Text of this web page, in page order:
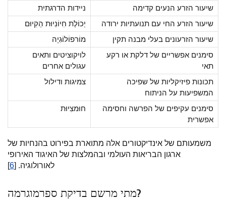
ניידות הדרגתית
שיעור הזרע הנעים קדימה
יְכוֹלֶת חִיוֹנִיוּת הַקִיוּם
שיעור הזרע החי עם תנועתיות ירודה
מוֹרפוֹלוֹגִיָה
שיעור הזרעונים בעלי מבנה תקין
לויקוציטים ותאים
עגולים אחרים
סימנים אפשריים של דלקת או רקע
תאי
צמיגות ודילול
תכונות פיזיקליות של שפיכה
המשפיעות על הניתוח
חוּמצִיוּת
סימנים עקיפים של הפרשה וחסימה
אפשרית
משמעותם של אינדיקטורים אלה מתוארת בפירוט בהנחיות של
ארגון הבריאות העולמי ובהמלצות של האיגוד האירופי
לאורולוגיה. [6
]
מתי מרשם בדיקת ספרמוגרמה?